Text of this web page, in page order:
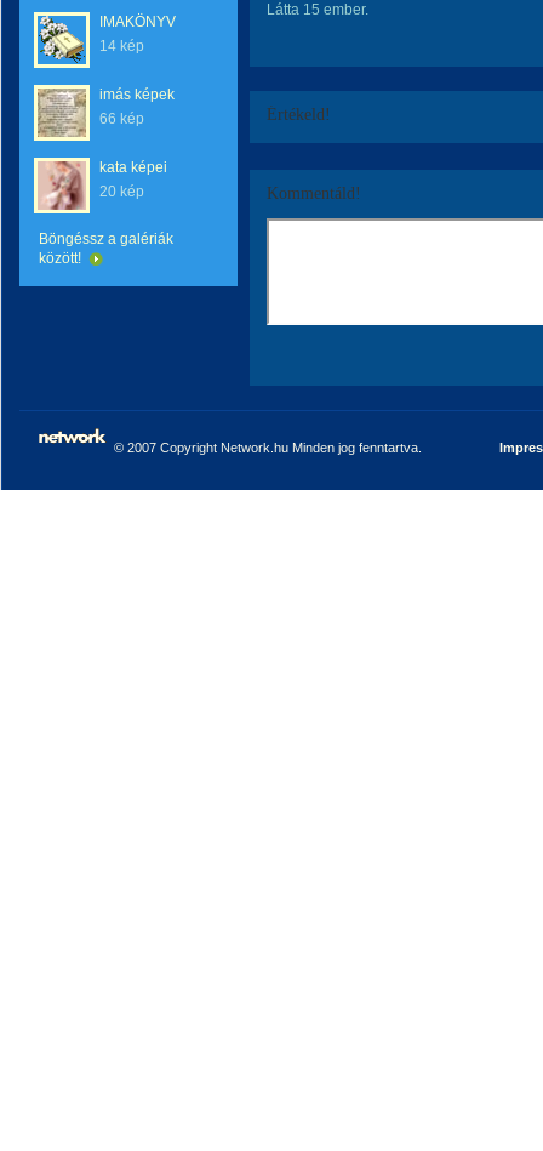
IMAKÖNYV
14 kép
imás képek
66 kép
kata képei
20 kép
Böngéssz a galériák
között!
Látta 15 ember.
Értékeld!
Kommentáld!
© 2007 Copyright Network.hu Minden jog fenntartva.